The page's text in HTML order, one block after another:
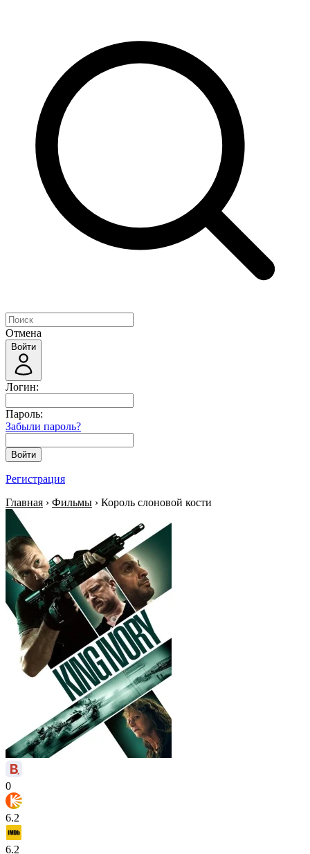
Отмена
Войти
Логин:
Пароль:
Забыли пароль?
Войти
Регистрация
Главная › Фильмы › Король слоновой кости
0
6.2
6.2